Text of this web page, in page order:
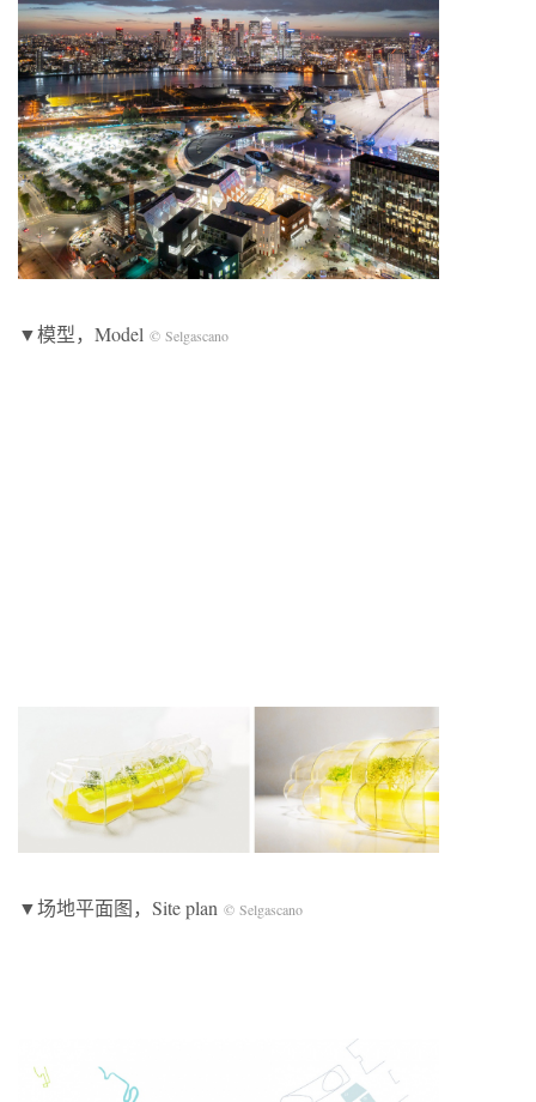
▼模型，Model © Selgascano
▼场地平面图，Site plan © Selgascano